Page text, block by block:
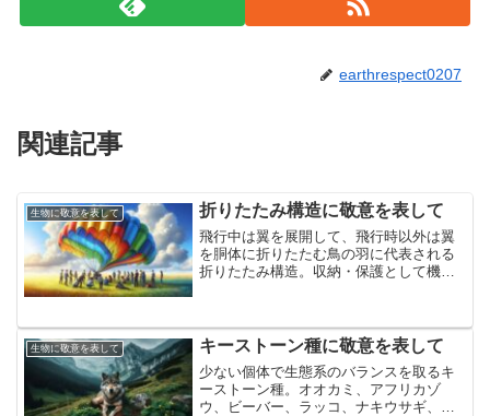
earthrespect0207
関連記事
生物に敬意を表して 折りたたみ構造に敬意を表して
飛行中は翼を展開して、飛行時以外は翼
を胴体に折りたたむ鳥の羽に代表される
折りたたみ構造。収納・保護として機能
立体折りたたみなど、生体の工夫であり
機能的な折りたみみ構造に敬意を表して
生物に敬意を表して キーストーン種に敬意を表して
少ない個体で生態系のバランスを取るキ
ーストーン種。オオカミ、アフリカゾ
ウ、ビーバー、ラッコ、ナキウサギ、シ